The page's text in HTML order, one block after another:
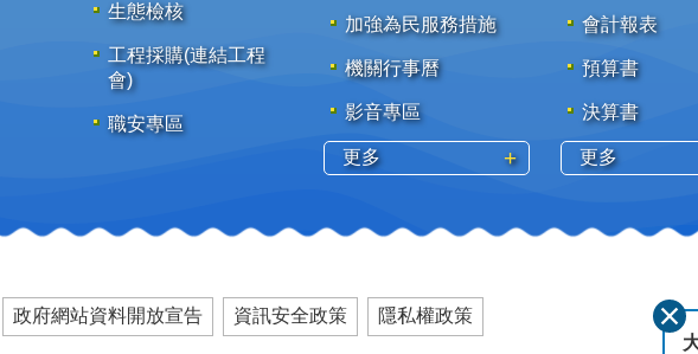
生態檢核
工程採購(連結工程
會)
職安專區
加強為民服務措施
機關行事曆
影音專區
更多
會計報表
預算書
決算書
更多
政府網站資料開放宣告 資訊安全政策 隱私權政策